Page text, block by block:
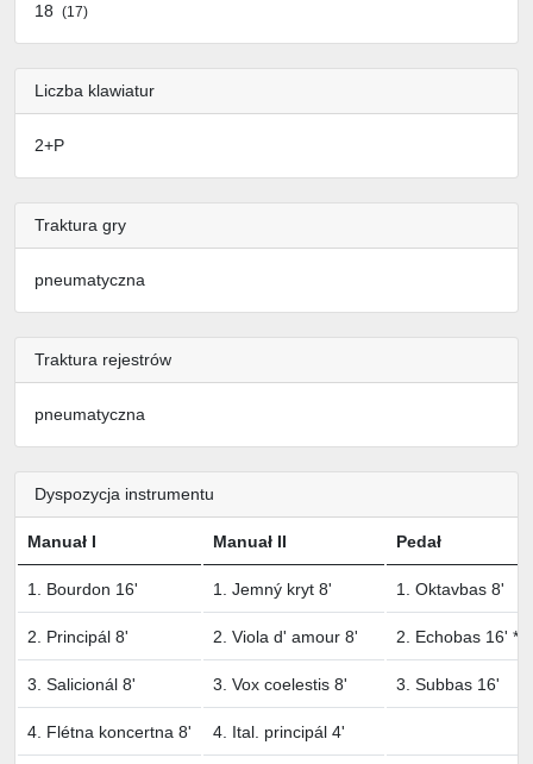
18 (17)
Liczba klawiatur
2+P
Traktura gry
pneumatyczna
Traktura rejestrów
pneumatyczna
Dyspozycja instrumentu
Manuał I Manuał II Pedał
1. Bourdon 16' 1. Jemný kryt 8' 1. Oktavbas 8'
2. Principál 8' 2. Viola d' amour 8' 2. Echobas 16' *
3. Salicionál 8' 3. Vox coelestis 8' 3. Subbas 16'
4. Flétna koncertna 8' 4. Ital. principál 4'